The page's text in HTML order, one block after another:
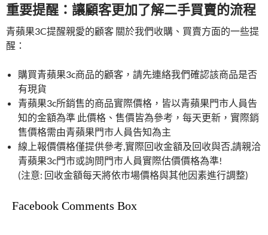
重要提醒：讓顧客更加了解二手買賣的流程
青蘋果3C提醒親愛的顧客 關於我們收購、買賣方面的一些提
醒：
購買青蘋果3c商品的顧客，請先連絡我們確認該商品是否
有現貨
青蘋果3c所銷售的商品實際價格，皆以青蘋果門市人員告
知的金額為準 此價格、售價皆為參考，每天更新，實際銷
售價格需由青蘋果門市人員告知為主
線上報價價格僅提供參考,實際回收金額及回收與否,請親洽
青蘋果3c門市或詢問門市人員實際估價價格為準!
(注意: 回收金額每天將依市場價格與其他因素進行調整)
Facebook Comments Box